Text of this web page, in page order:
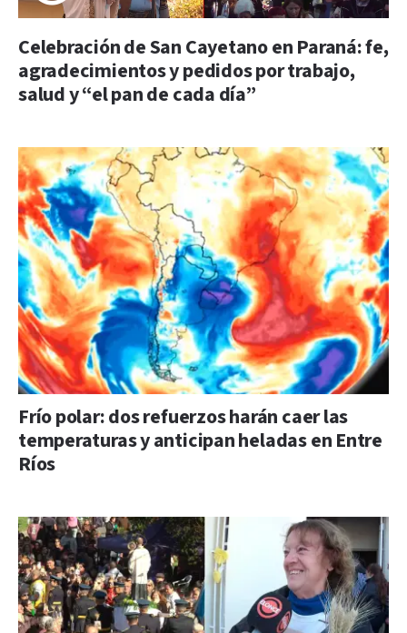
Celebración de San Cayetano en Paraná: fe,
agradecimientos y pedidos por trabajo,
salud y “el pan de cada día”
Frío polar: dos refuerzos harán caer las
temperaturas y anticipan heladas en Entre
Ríos